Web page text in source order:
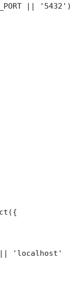
|| '5432')
|| 'localhost'